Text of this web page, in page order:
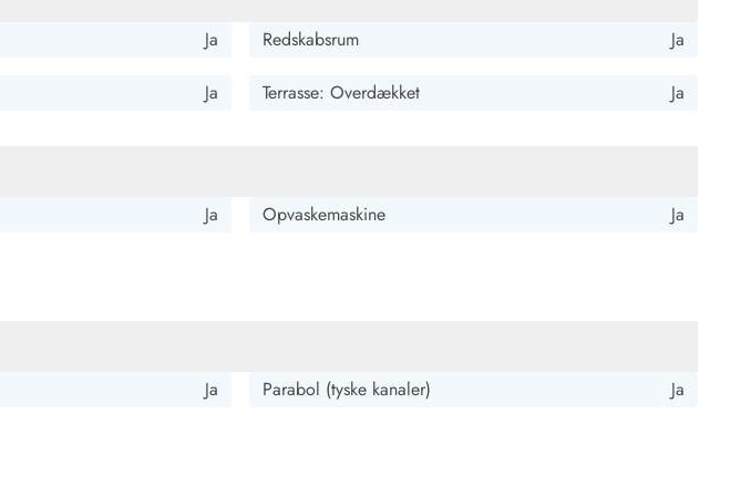
Ja Redskabsrum Ja
Ja Terrasse: Overdækket Ja
Ja Opvaskemaskine Ja
Ja Parabol (tyske kanaler) Ja